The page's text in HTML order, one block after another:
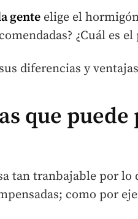
gente elige el
¿Cuál es
diferencias y
que
tan tranbajable por
como por